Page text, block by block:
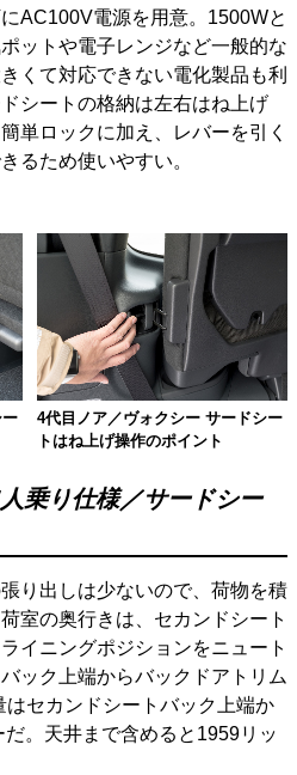
AC100V電源を用意。1500Wと
ットや電子レンジなど一般的な
くて対応できない電化製品も利
シートの格納は左右はね上げ
単ロックに加え、レバーを引く
るため使いやすい。
4代目ノア／ヴォクシー サードシー
トはね上げ操作のポイント
乗り仕様／サードシー
り出しは少ないので、荷物を積
室の奥行きは、セカンドシート
イニングポジションをニュート
ック上端からバックドアトリム
はセカンドシートバック上端か
。天井まで含めると1959リッ